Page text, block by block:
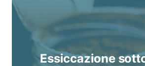
Essiccazione